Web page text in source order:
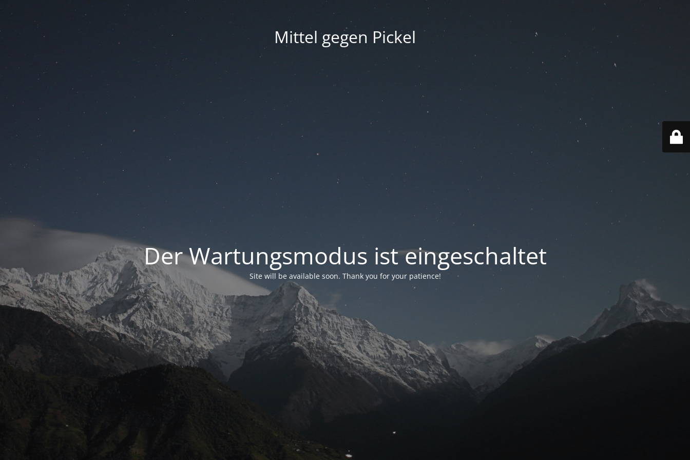
Mittel gegen Pickel
Der Wartungsmodus ist eingeschaltet
Site will be available soon. Thank you for your patience!